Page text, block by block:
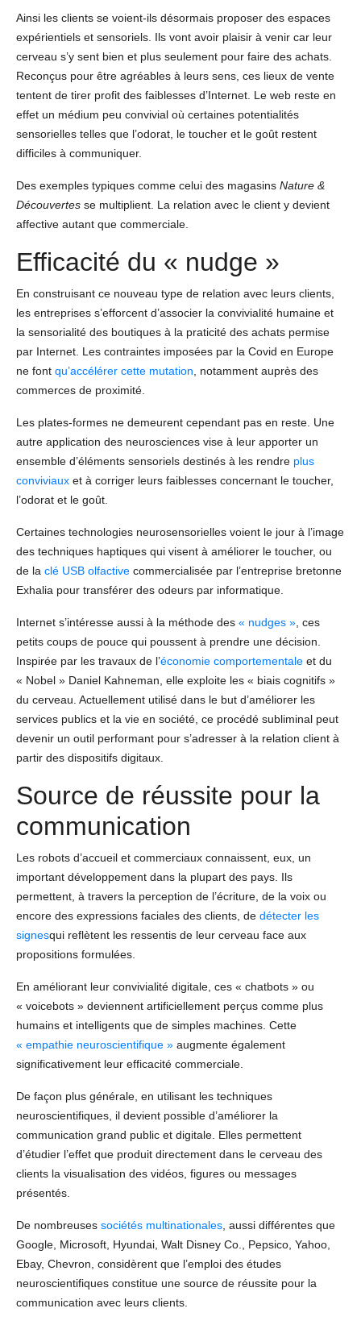
Ainsi les clients se voient-ils désormais proposer des espaces
expérientiels et sensoriels. Ils vont avoir plaisir à venir car leur
cerveau s’y sent bien et plus seulement pour faire des achats.
Reconçus pour être agréables à leurs sens, ces lieux de vente
tentent de tirer profit des faiblesses d’Internet. Le web reste en
effet un médium peu convivial où certaines potentialités
sensorielles telles que l’odorat, le toucher et le goût restent
difficiles à communiquer.
Des exemples typiques comme celui des magasins Nature &
Découvertes se multiplient. La relation avec le client y devient
affective autant que commerciale.
Efficacité du « nudge »
En construisant ce nouveau type de relation avec leurs clients,
les entreprises s’efforcent d’associer la convivialité humaine et
la sensorialité des boutiques à la praticité des achats permise
par Internet. Les contraintes imposées par la Covid en Europe
ne font qu’accélérer cette mutation, notamment auprès des
commerces de proximité.
Les plates-formes ne demeurent cependant pas en reste. Une
autre application des neurosciences vise à leur apporter un
ensemble d’éléments sensoriels destinés à les rendre plus
conviviaux et à corriger leurs faiblesses concernant le toucher,
l’odorat et le goût.
Certaines technologies neurosensorielles voient le jour à l’image
des techniques haptiques qui visent à améliorer le toucher, ou
de la clé USB olfactive commercialisée par l’entreprise bretonne
Exhalia pour transférer des odeurs par informatique.
Internet s’intéresse aussi à la méthode des « nudges », ces
petits coups de pouce qui poussent à prendre une décision.
Inspirée par les travaux de l’économie comportementale et du
« Nobel » Daniel Kahneman, elle exploite les « biais cognitifs »
du cerveau. Actuellement utilisé dans le but d’améliorer les
services publics et la vie en société, ce procédé subliminal peut
devenir un outil performant pour s’adresser à la relation client à
partir des dispositifs digitaux.
Source de réussite pour la
communication
Les robots d’accueil et commerciaux connaissent, eux, un
important développement dans la plupart des pays. Ils
permettent, à travers la perception de l’écriture, de la voix ou
encore des expressions faciales des clients, de détecter les
signesqui reflètent les ressentis de leur cerveau face aux
propositions formulées.
En améliorant leur convivialité digitale, ces « chatbots » ou
« voicebots » deviennent artificiellement perçus comme plus
humains et intelligents que de simples machines. Cette
« empathie neuroscientifique » augmente également
significativement leur efficacité commerciale.
De façon plus générale, en utilisant les techniques
neuroscientifiques, il devient possible d’améliorer la
communication grand public et digitale. Elles permettent
d’étudier l’effet que produit directement dans le cerveau des
clients la visualisation des vidéos, figures ou messages
présentés.
De nombreuses sociétés multinationales, aussi différentes que
Google, Microsoft, Hyundai, Walt Disney Co., Pepsico, Yahoo,
Ebay, Chevron, considèrent que l’emploi des études
neuroscientifiques constitue une source de réussite pour la
communication avec leurs clients.